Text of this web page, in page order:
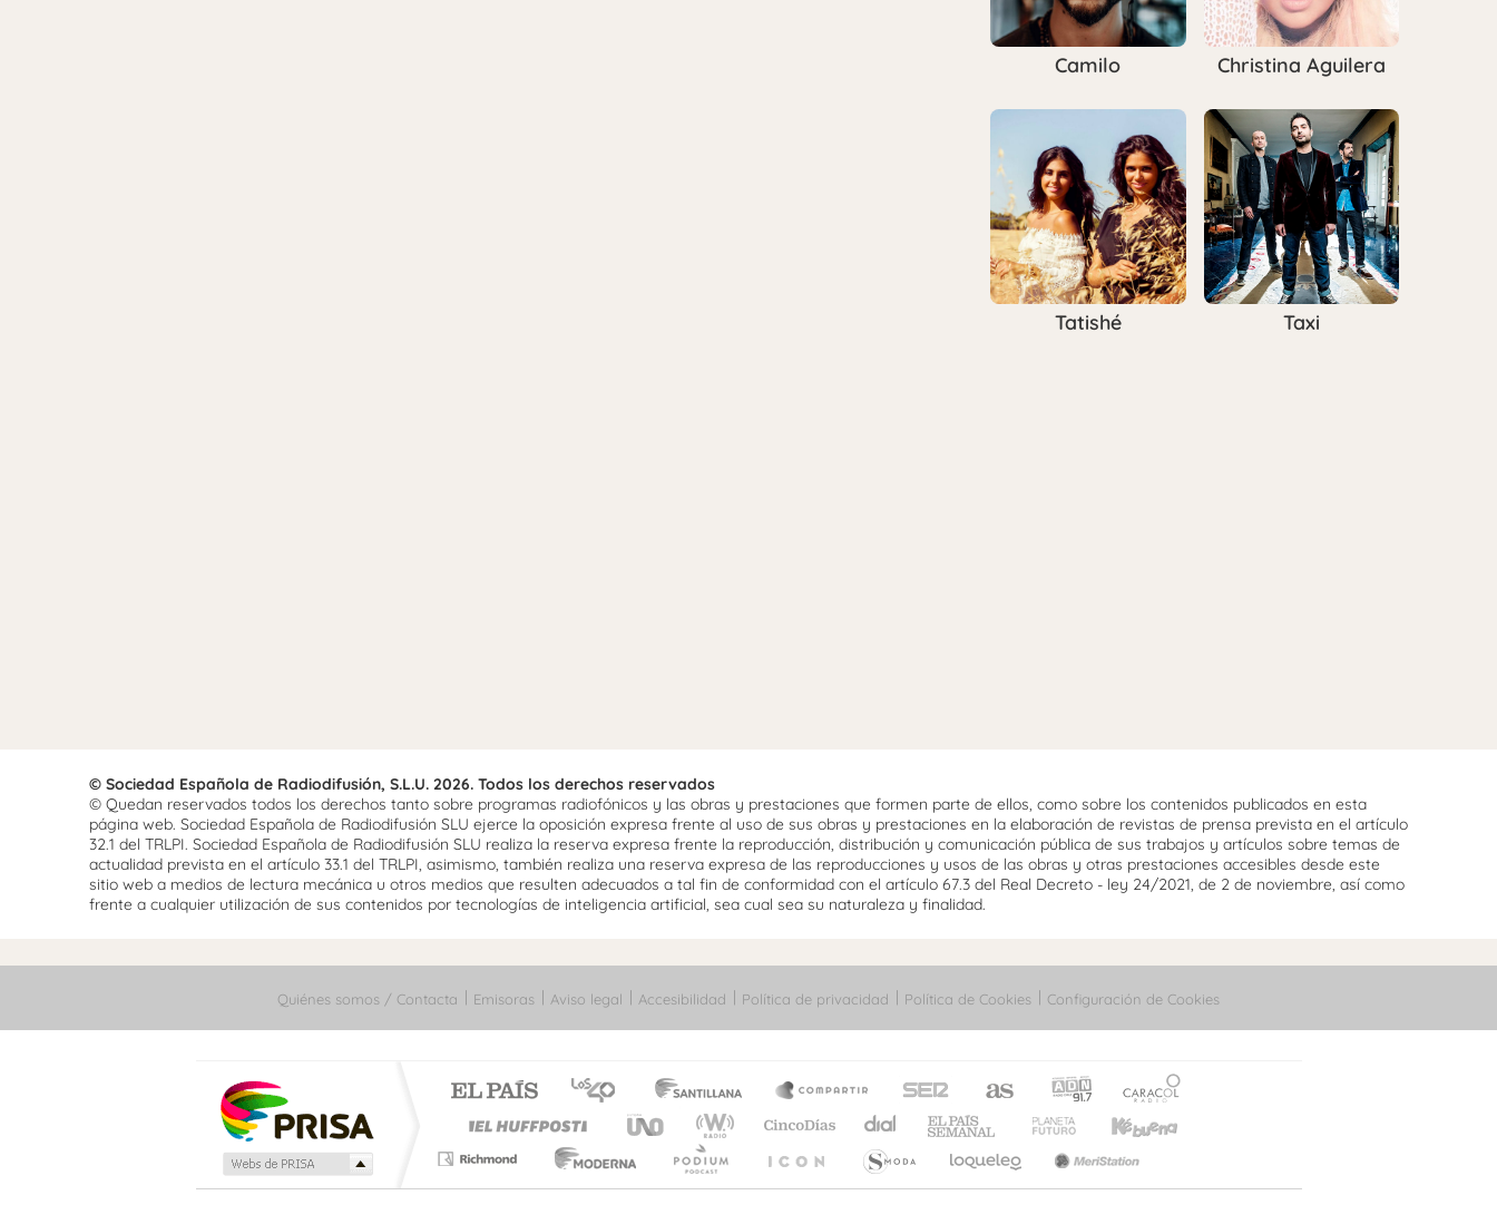
Camilo Christina Aguilera
Tatishé Taxi
© Sociedad Española de Radiodifusión, S.L.U. 2026. Todos los derechos reservados
© Quedan reservados todos los derechos tanto sobre programas radiofónicos y las obras y prestaciones que formen parte de ellos, como sobre los contenidos publicados en esta
página web. Sociedad Española de Radiodifusión SLU ejerce la oposición expresa frente al uso de sus obras y prestaciones en la elaboración de revistas de prensa prevista en el artículo
32.1 del TRLPI. Sociedad Española de Radiodifusión SLU realiza la reserva expresa frente la reproducción, distribución y comunicación pública de sus trabajos y artículos sobre temas de
actualidad prevista en el artículo 33.1 del TRLPI, asimismo, también realiza una reserva expresa de las reproducciones y usos de las obras y otras prestaciones accesibles desde este
sitio web a medios de lectura mecánica u otros medios que resulten adecuados a tal fin de conformidad con el artículo 67.3 del Real Decreto - ley 24/2021, de 2 de noviembre, así como
frente a cualquier utilización de sus contenidos por tecnologías de inteligencia artificial, sea cual sea su naturaleza y finalidad.
Quiénes somos / Contacta Emisoras Aviso legal Accesibilidad Política de privacidad Política de Cookies Configuración de Cookies